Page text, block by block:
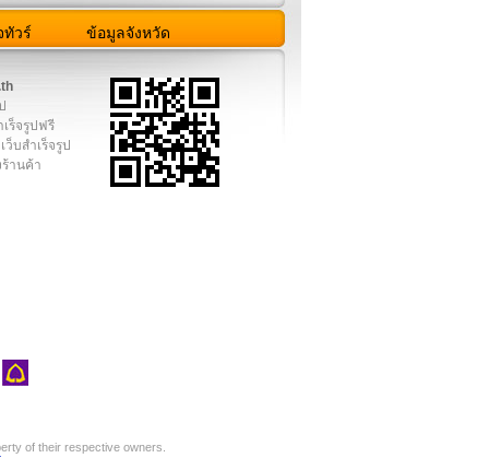
ทัวร์ ข้อมูลจังหวัด
ร็จรูปฟรี
ว็บสำเร็จรูป
านค้า
of their respective owners.